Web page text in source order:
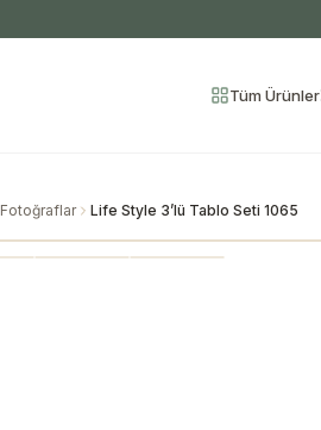
Tüm Ürünler
Fotoğraflar Life Style 3’lü Tablo Seti 1065